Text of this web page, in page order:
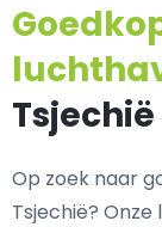
Tsjechië
Op zoek naar
Tsjechië?